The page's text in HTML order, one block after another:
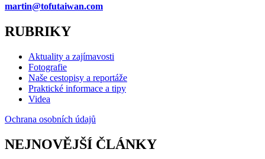
martin@tofutaiwan.com
RUBRIKY
Aktuality a zajímavosti
Fotografie
Naše cestopisy a reportáže
Praktické informace a tipy
Videa
Ochrana osobních údajů
NEJNOVĚJŠÍ ČLÁNKY